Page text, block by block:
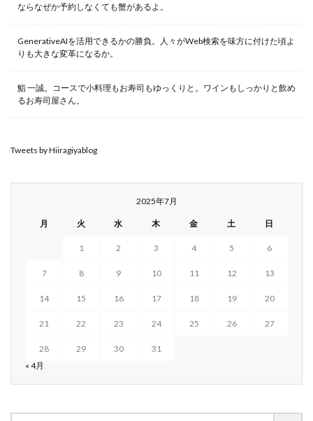
ならなぜか予約しなくても蟹があるよ。
GenerativeAIを活用できるかの勝負。人々がWeb検索を味方に付けた頃よ
りも大きな変革になるか。
鮨 一誠。コースで小料理もお寿司もゆっくりと。ワインもしっかりと飲め
るお寿司屋さん。
Tweets by Hiiragiyablog
2025年7月
月 火 水 木 金 土 日
1 2 3 4 5 6
7 8 9 10 11 12 13
14 15 16 17 18 19 20
21 22 23 24 25 26 27
28 29 30
31
« 4月